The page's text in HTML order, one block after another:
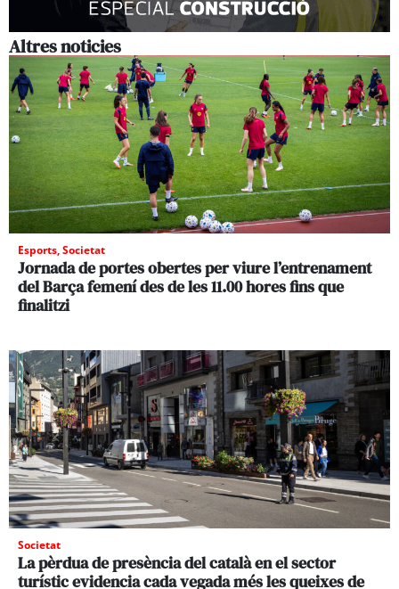
Altres noticies
Esports,Societat
Jornada de portes obertes per viure l’entrenament
del Barça femení des de les 11.00 hores fins que
finalitzi
Societat
La pèrdua de presència del català en el sector
turístic evidencia cada vegada més les queixes de